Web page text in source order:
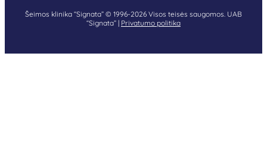
Šeimos klinika “Signata” © 1996-2026 Visos teisės saugomos. UAB
“Signata” | Privatumo politika